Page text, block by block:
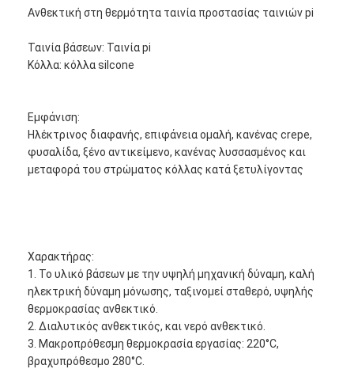
Ανθεκτική στη θερμότητα ταινία προστασίας ταινιών pi
Ταινία βάσεων: Ταινία pi
Κόλλα: κόλλα silcone
Εμφάνιση:
Ηλέκτρινος διαφανής, επιφάνεια ομαλή, κανένας crepe,
φυσαλίδα, ξένο αντικείμενο, κανένας λυσσασμένος και
μεταφορά του στρώματος κόλλας κατά ξετυλίγοντας
Χαρακτήρας:
1. Το υλικό βάσεων με την υψηλή μηχανική δύναμη, καλή
ηλεκτρική δύναμη μόνωσης, ταξινομεί σταθερό, υψηλής
θερμοκρασίας ανθεκτικό.
2. Διαλυτικός ανθεκτικός, και νερό ανθεκτικό.
3. Μακροπρόθεσμη θερμοκρασία εργασίας: 220°C,
βραχυπρόθεσμο 280°C.